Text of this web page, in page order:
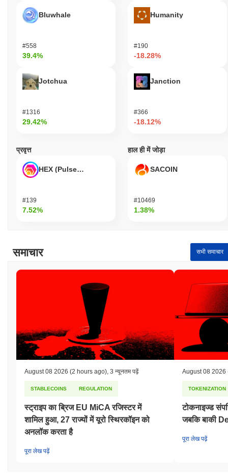
Bluwhale
#558
39.4%
Jotchua
#1316
29.42%
Humanity
#190
-18.28%
Janction
#366
-18.12%
प्रवृत्त
HEX (Pulsechain)
#139
7.52%
हाल ही में जोड़ा
SACOIN
#10469
1.38%
समाचार सभी समाचार
August 08 2026 (2 hours ago) 3 न्यूनतम पढ़ें
STABLECOINS REGULATION
स्ट्राइप का ब्रिज EU MiCA रजिस्टर में
शामिल हुआ, 27 राज्यों में यूरो स्थिरकॉइन को
अनलॉक करता है
पूरा लेख पढ़ें
August 08 2026
TOKENIZATION
टोकनाइज्ड
जबकि बाकी
पूरा लेख पढ़ें